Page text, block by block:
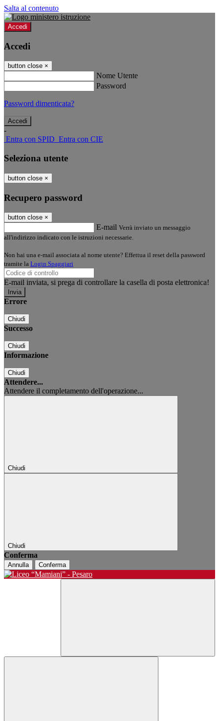
Salta al contenuto
Accedi
Accedi
button close ×
Nome Utente
Password
Password dimenticata?
-
Entra con SPID Entra con CIE
Seleziona utente
button close ×
Recupero password
button close ×
E-mail Verrà inviato un messaggio
all'indirizzo indicato con le istruzioni necessarie.
Non hai una e-mail associata al nome utente? Effettua il reset della password
tramite la Login Spaggiari
E-mail inviata, si prega di controllare la casella di posta elettronica!
Errore
Chiudi
Successo
Chiudi
Informazione
Chiudi
Attendere...
Attendere il completamento dell'operazione...
Chiudi
Chiudi
Conferma
Annulla Conferma